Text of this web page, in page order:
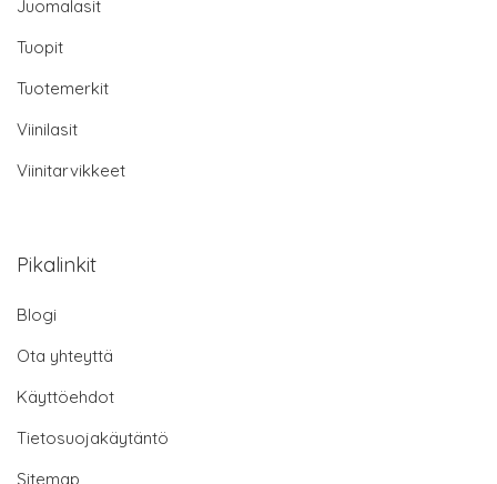
Juomalasit
Tuopit
Tuotemerkit
Viinilasit
Viinitarvikkeet
Pikalinkit
Blogi
Ota yhteyttä
Käyttöehdot
Tietosuojakäytäntö
Sitemap